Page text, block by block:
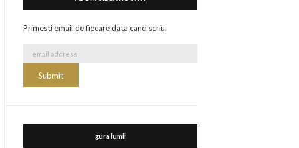
Primesti email de fiecare data cand scriu.
gura lumii